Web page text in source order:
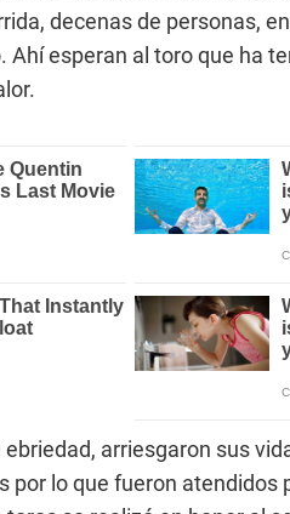
decenas de personas,
Ahí esperan al toro que ha
arriesgaron sus
por lo que fueron atendidos